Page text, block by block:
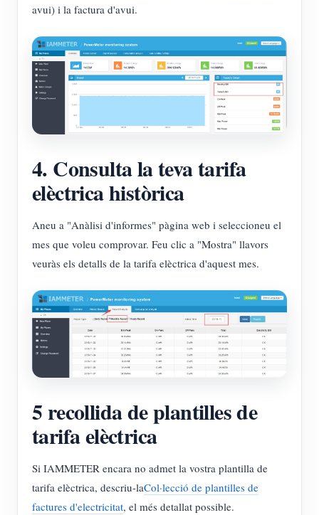
avui) i la factura d'avui.
4. Consulta la teva tarifa
elèctrica històrica
Aneu a "Anàlisi d'informes" pàgina web i seleccioneu el
mes que voleu comprovar. Feu clic a "Mostra" llavors
veuràs els detalls de la tarifa elèctrica d'aquest mes.
5 recollida de plantilles de
tarifa elèctrica
Si IAMMETER encara no admet la vostra plantilla de
tarifa elèctrica, descriu-laCol·lecció de plantilles de
factures d'electricitat, el més detallat possible.